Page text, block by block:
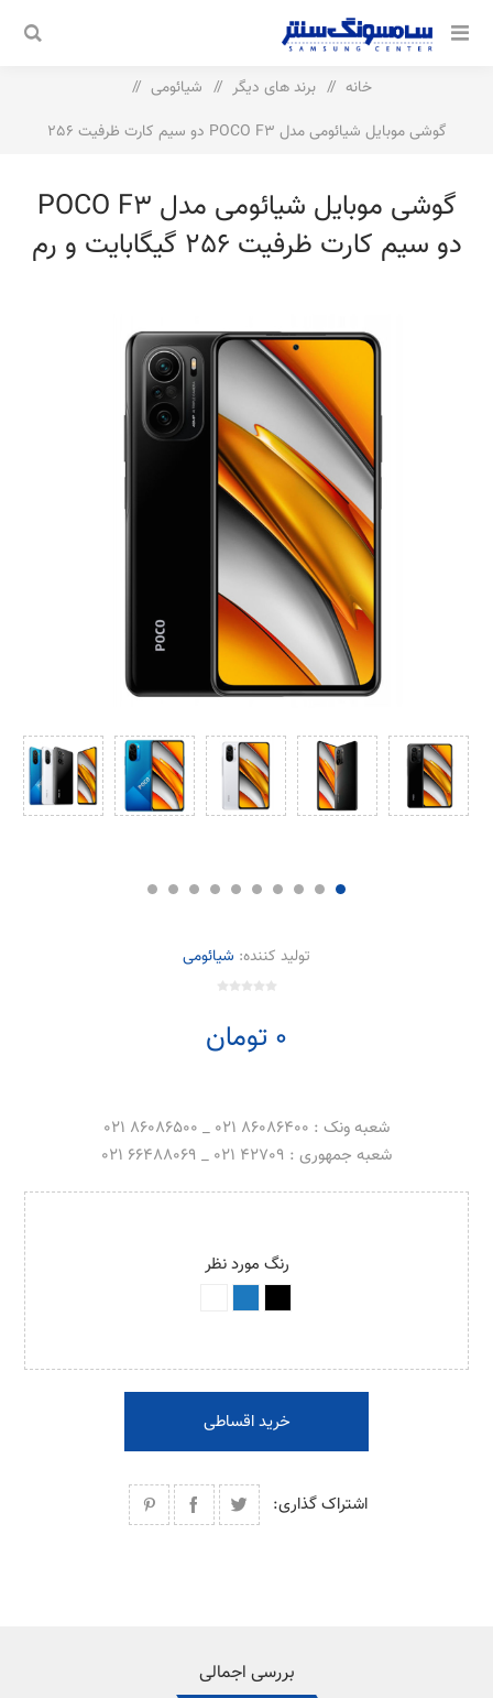
خانه / برند های دیگر / شیائومی
/
گوشی موبایل شیائومی مدل POCO F3 دو سیم‌ کارت ظرفیت 256
گوشی موبایل شیائومی مدل POCO F3
دو سیم‌ کارت ظرفیت 256 گیگابایت و رم
تولید کننده: شیائومی
0 تومان
شعبه ونک : 86086400 021 _ 86086500 021
شعبه جمهوری : 42709 021 _ 66488069 021
رنگ مورد نظر
خرید اقساطی
اشتراک گذاری:
بررسی اجمالی